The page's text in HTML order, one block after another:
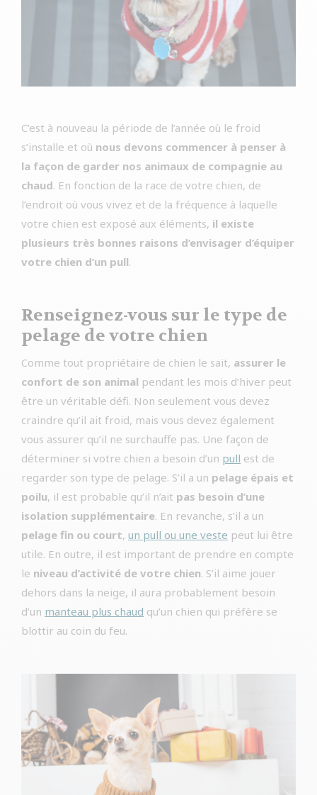
C’est à nouveau la période de l’année où le froid
s’installe et où nous devons commencer à penser à
la façon de garder nos animaux de compagnie au
chaud. En fonction de la race de votre chien, de
l’endroit où vous vivez et de la fréquence à laquelle
votre chien est exposé aux éléments, il existe
plusieurs très bonnes raisons d’envisager d’équiper
votre chien d’un pull.
Renseignez-vous sur le type de
pelage de votre chien
Comme tout propriétaire de chien le sait, assurer le
confort de son animal pendant les mois d’hiver peut
être un véritable défi. Non seulement vous devez
craindre qu’il ait froid, mais vous devez également
vous assurer qu’il ne surchauffe pas. Une façon de
déterminer si votre chien a besoin d’un pull est de
regarder son type de pelage. S’il a un pelage épais et
poilu, il est probable qu’il n’ait pas besoin d’une
isolation supplémentaire. En revanche, s’il a un
pelage fin ou court, un pull ou une veste peut lui être
utile. En outre, il est important de prendre en compte
le niveau d’activité de votre chien. S’il aime jouer
dehors dans la neige, il aura probablement besoin
d’un manteau plus chaud qu’un chien qui préfère se
blottir au coin du feu.